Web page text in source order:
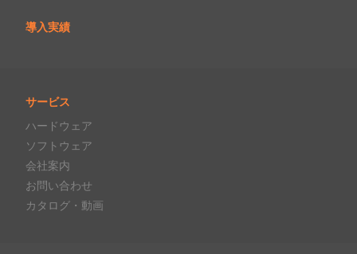
導入実績
サービス
ハードウェア
ソフトウェア
会社案内
お問い合わせ
カタログ・動画